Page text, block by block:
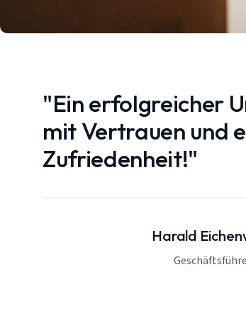
"Ein erfolgreicher
mit Vertrauen und
Zufriedenheit!"
Harald